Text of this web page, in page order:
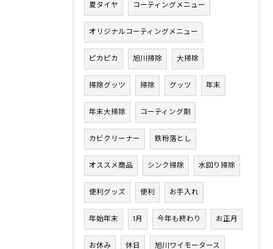
夏タイヤ コーティングメニュー
オリジナルコーティングメニュー
ピカピカ 旭川掃除 大掃除
掃除グッツ 掃除 グッツ 年末
年末大掃除 コーティング剤
カビクリーナー 鉄粉落とし
オススメ商品 シンク掃除 水回り掃除
便利グッズ 便利 お手入れ
年始年末 1月 今年も終わり お正月
お休み 休日 旭川ワイモータース